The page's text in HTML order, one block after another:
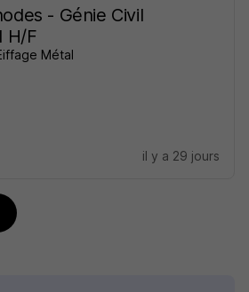
- Génie Civil
H/F
Métal
il y a 29 jours